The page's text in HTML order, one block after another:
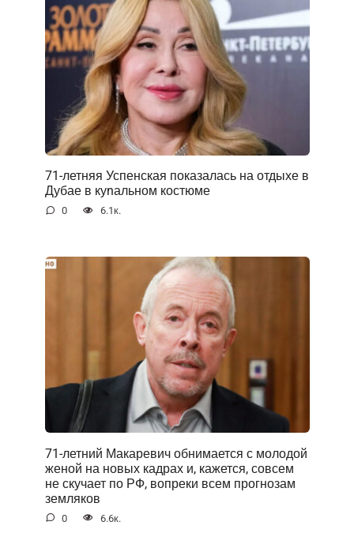
71-летняя Успенская показалась на отдыхе в
Дубае в куnальном костюме
0 6.1к.
71-летний Макаревич обнимается с молодой
женой на новых кадрах и, кажется, совсем
не скучает по РФ, вопреки всем прогнозам
земляков
0 6.6к.